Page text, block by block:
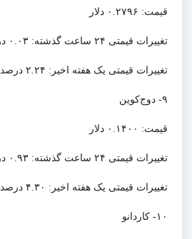
قیمت: ۰.۲۷۹۶ دلار
تغییرات قیمتی ۲۴ ساعت گذشته: ۰.۰۳ درصد افزایش
تغییرات قیمتی یک هفته اخیر: ۲.۲۴ درصد کاهش
۹- دوج‌کوین
قیمت: ۰.۱۴۰۰ دلار
تغییرات قیمتی ۲۴ ساعت گذشته: ۰.۹۳ درصد افزایش
تغییرات قیمتی یک هفته اخیر: ۴.۳۰ درصد کاهش
۱۰- کاردانو